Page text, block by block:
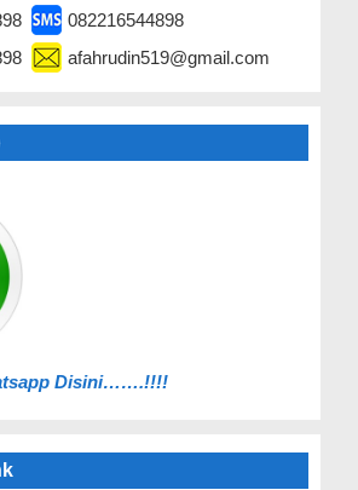
082216544898
afahrudin519@gmail.com
Disini…….!!!!